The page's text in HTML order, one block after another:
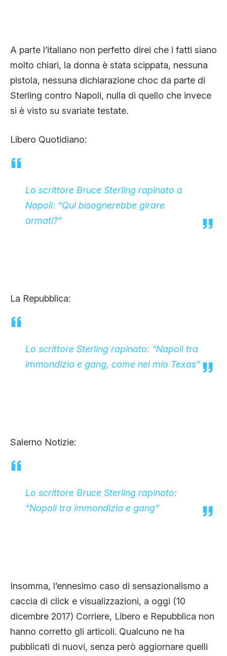
A parte l’italiano non perfetto direi che i fatti siano
molto chiari, la donna è stata scippata, nessuna
pistola, nessuna dichiarazione choc da parte di
Sterling contro Napoli, nulla di quello che invece
si è visto su svariate testate.
Libero Quotidiano:
Lo scrittore Bruce Sterling rapinato a
Napoli: “Qui bisognerebbe girare
armati?”
La Repubblica:
Lo scrittore Sterling rapinato: “Napoli tra
immondizia e gang, come nel mio Texas”
Salerno Notizie:
Lo scrittore Bruce Sterling rapinato:
“Napoli tra immondizia e gang”
Insomma, l’ennesimo caso di sensazionalismo a
caccia di click e visualizzazioni, a oggi (10
dicembre 2017) Corriere, Libero e Repubblica non
hanno corretto gli articoli. Qualcuno ne ha
pubblicati di nuovi, senza però aggiornare quelli